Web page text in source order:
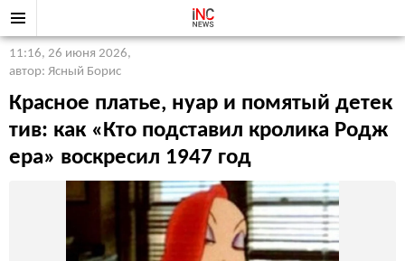
11:16, 26 июня 2026,
автор: Ясный Борис
Красное платье, нуар и помятый детек
тив: как «Кто подставил кролика Родж
ера» воскресил 1947 год